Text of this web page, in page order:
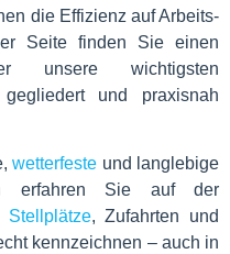
die Effizienz auf Arbeits-
Seite finden Sie einen
unsere wichtigsten
und praxisnah
wetterfeste und langlebige
erfahren Sie auf der
Stellplätze, Zufahrten und
kennzeichnen – auch in